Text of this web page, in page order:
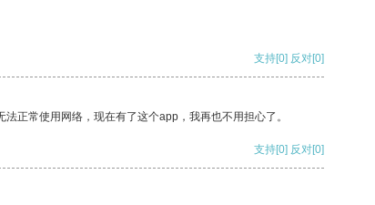
支持[0] 反对[0]
正常使用网络，现在有了这个app，我再也不用担心了。
支持[0] 反对[0]